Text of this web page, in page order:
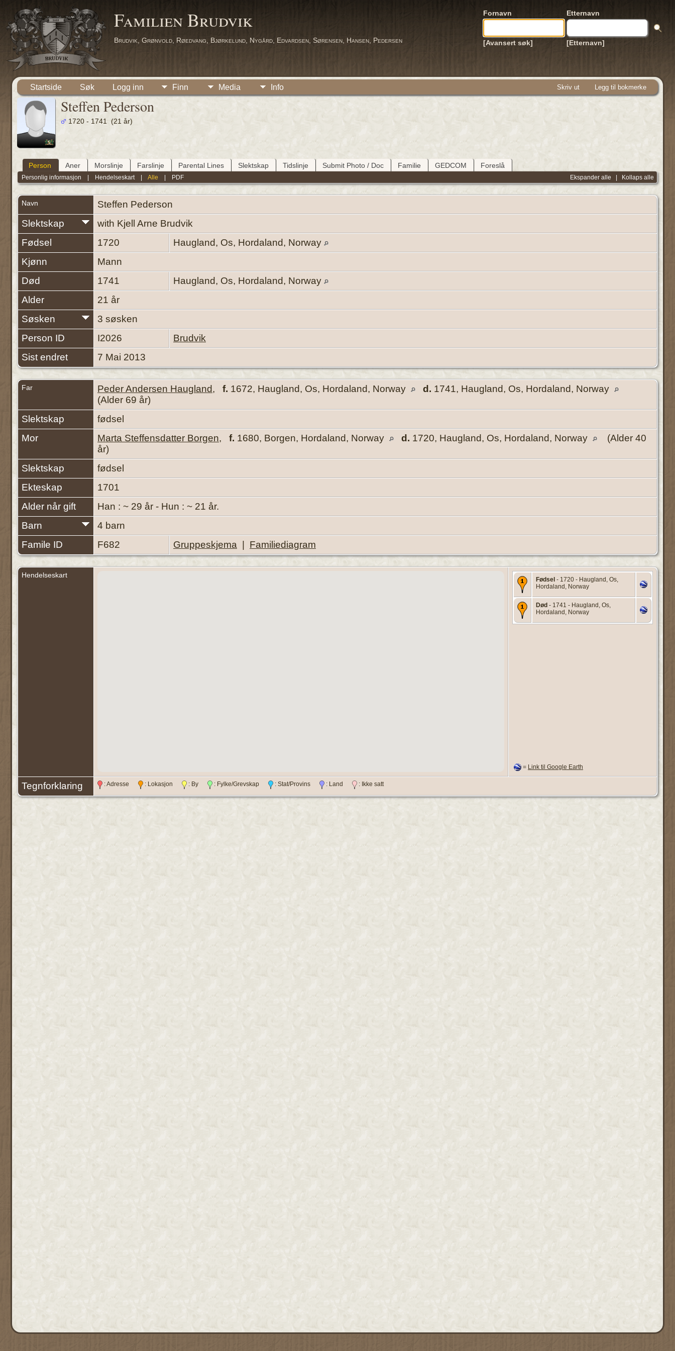
Familien Brudvik
Brudvik, Grønvold, Røedvang, Bjørkelund, Nygård, Edvardsen, Sørensen, Hansen, Pedersen
Fornavn Etternavn
[Avansert søk] [Etternavn]
Startside Søk Logg inn Finn Media Info Skriv ut Legg til bokmerke
Steffen Pederson
1720 - 1741 (21 år)
Person Aner Morslinje Farslinje Parental Lines Slektskap Tidslinje Submit Photo / Doc Familie GEDCOM Foreslå
Ekspander alle | Kollaps alle
Personlig informasjon | Hendelseskart |Alle | PDF
Navn Steffen Pederson
Slektskap
with Kjell Arne Brudvik
Fødsel
1720
Haugland, Os, Hordaland, Norway
Kjønn
Mann
Død
1741
Haugland, Os, Hordaland, Norway
Alder
21 år
Søsken
3 søsken
Person ID
I2026
Brudvik
Sist endret
7 Mai 2013
Far Peder Andersen Haugland, f. 1672, Haugland, Os, Hordaland, Norway d. 1741, Haugland, Os, Hordaland, Norway
(Alder 69 år)
Slektskap
fødsel
Mor
Marta Steffensdatter Borgen, f. 1680, Borgen, Hordaland, Norway d. 1720, Haugland, Os, Hordaland, Norway
(Alder 40
år)
Slektskap
fødsel
Ekteskap
1701
Alder når gift
Han : ~ 29 år - Hun : ~ 21 år.
Barn
4 barn
Famile ID
F682 Gruppeskjema | Familiediagram
Hendelseskart
Fødsel - 1720 - Haugland, Os,
Hordaland, Norway
Død - 1741 - Haugland, Os,
Hordaland, Norway
= Link til Google Earth
Tegnforklaring : Adresse : Lokasjon : By : Fylke/Grevskap : Stat/Provins : Land : Ikke satt